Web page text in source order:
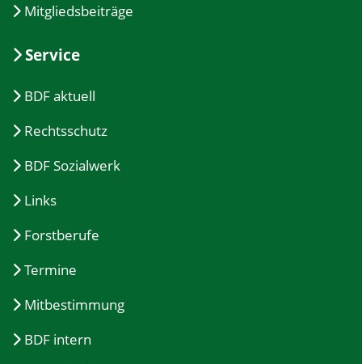
Mitgliedsbeiträge
Service
BDF aktuell
Rechtsschutz
BDF Sozialwerk
Links
Forstberufe
Termine
Mitbestimmung
BDF intern